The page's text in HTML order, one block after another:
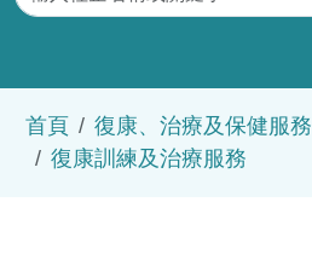
首頁
復康、治療及保健服務
復康訓練及治療服務